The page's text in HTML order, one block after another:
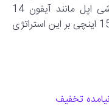
عرضه‌ی مدل‌های جدیدتر و بزرگ‌تر گوشی اپل مانند آیفون 14
15 پلاس و مک بوک ایر 15 اینچی بر این استراتژی
گوشی iQOO 12 نیامده تخفیف